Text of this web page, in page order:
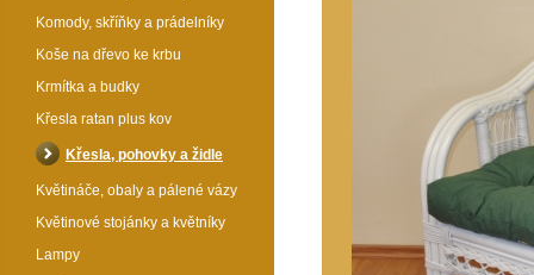
Komody, skříňky a prádelníky
Koše na dřevo ke krbu
Krmítka a budky
Křesla ratan plus kov
Křesla, pohovky a židle
Květináče, obaly a pálené vázy
Květinové stojánky a květníky
Lampy